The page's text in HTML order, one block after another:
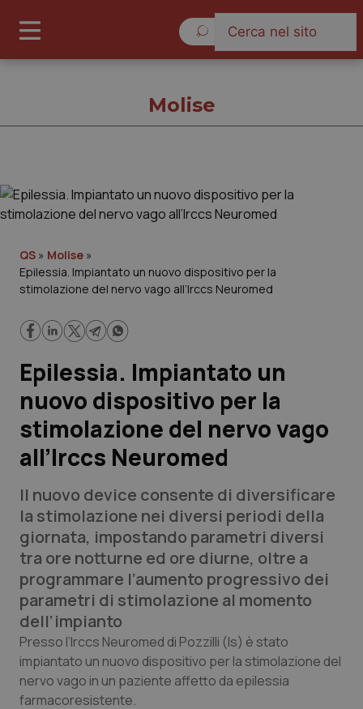
Governo e Parlamento
Regioni e Asl
Lavoro e Professioni
Scienza e Farmaci
Studi e Analisi
Lettere al direttore
Edizioni Regionali
QS Pro
Professionisti Sanitari.AI
Abruzzo
Basilicata
QS Pro Gold
Artrite & artrosi
QS Club Newsletter
Molise
QS » Molise »
Epilessia. Impiantato un nuovo dispositivo per la
stimolazione del nervo vago all’Irccs Neuromed
Epilessia. Impiantato un
nuovo dispositivo per la
stimolazione del nervo vago
all’Irccs Neuromed
Il nuovo device consente di diversificare
la stimolazione nei diversi periodi della
giornata, impostando parametri diversi
tra ore notturne ed ore diurne, oltre a
programmare l’aumento progressivo dei
parametri di stimolazione al momento
dell’impianto
Presso l’Irccs Neuromed di Pozzilli (Is) è stato
impiantato un nuovo dispositivo per la stimolazione del
nervo vago in un paziente affetto da epilessia
farmacoresistente.